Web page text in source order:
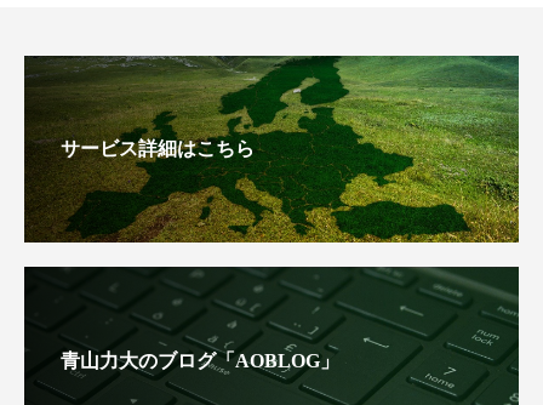
サービス詳細はこちら
青山力大のブログ「AOBLOG」